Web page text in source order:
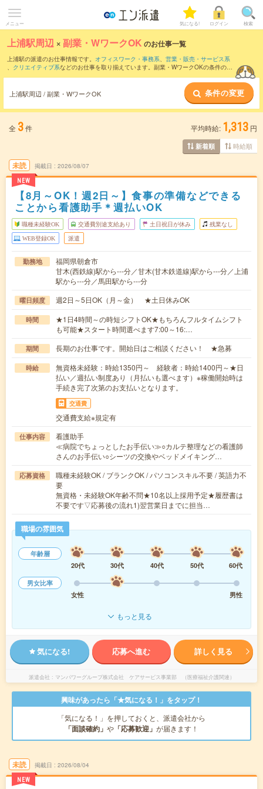
メニュー 気になる! ログイン 検索
上浦駅周辺 ×副業・WワークOK のお仕事一覧
上浦駅の派遣のお仕事情報です。 オフィスワーク・事務系、 営業・販売・サービス系
、 クリエイティブ系などのお仕事を取り揃えています。副業・WワークOKの条件の他
上浦駅周辺 / 副業・WワークOK 条件の変更
全 3件 平均時給: 1,313 円
新着順 時給順
未読
NEW
掲載日 2026/08/07
【8月～OK！週2日～】食事の準備などできる
ことから看護助手＊週払いOK
職種未経験OK 交通費別途支給あり 土日祝日が休み 残業なし
WEB登録OK 派遣
勤務地
福岡県朝倉市
甘木(西鉄線)駅から---分／甘木(甘木鉄道線)駅から---分／上浦
駅から---分／馬田駅から---分
曜日頻度 週2日～5日OK（月～金） ★土日休みOK
時間
★1日4時間～の時短シフトOK★もちろんフルタイムシフト
も可能★スタート時間選べます7:00～16:…
期間 長期のお仕事です。開始日はご相談ください！ ★急募
時給
無資格未経験：時給1350円～ 経験者：時給1400円～★日
払い／週払い制度あり（月払いも選べます）※稼働開始時は
手続き完了次第のお支払いとなります。
交通費
交通費支給※規定有
仕事内容
看護助手
≪病院でちょっとしたお手伝い≫○カルテ整理などの看護師
さんのお手伝い○シーツの交換やベッドメイキング…
応募資格
職種未経験OK / ブランクOK / パソコンスキル不要 / 英語力不
要
無資格・未経験OK年齢不問★10名以上採用予定★履歴書は
不要です▽応募後の流れ1)翌営業日までに担当…
職場の雰囲気
年齢層
20代
30代 40代 50代
60代
男女比率
女性
男性
もっと見る
気になる! 応募へ進む 詳しく見る
派遣会社 マンパワーグループ株式会社 ケアサービス事業部 （医療福祉介護関連）
興味があったら「★気になる！」をタップ！
「気になる！」を押しておくと、派遣会社から
「面談確約」 や 「応募歓迎」 が届きます！
未読
NEW
掲載日 2026/08/04